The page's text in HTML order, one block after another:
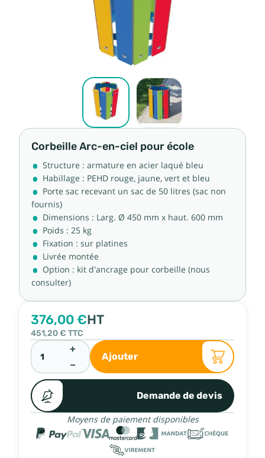
Corbeille Arc-en-ciel pour école
Structure : armature en acier laqué bleu
Habillage : PEHD rouge, jaune, vert et bleu
Porte sac recevant un sac de 50 litres (sac non
fournis)
Dimensions : Larg. Ø 450 mm x haut. 600 mm
Poids : 25 kg
Fixation : sur platines
Livrée montée
Option : kit d'ancrage pour corbeille (nous
consulter)
376,00 €HT
451,20 € TTC
+
−
Ajouter
Demande de devis
Moyens de paiement disponibles